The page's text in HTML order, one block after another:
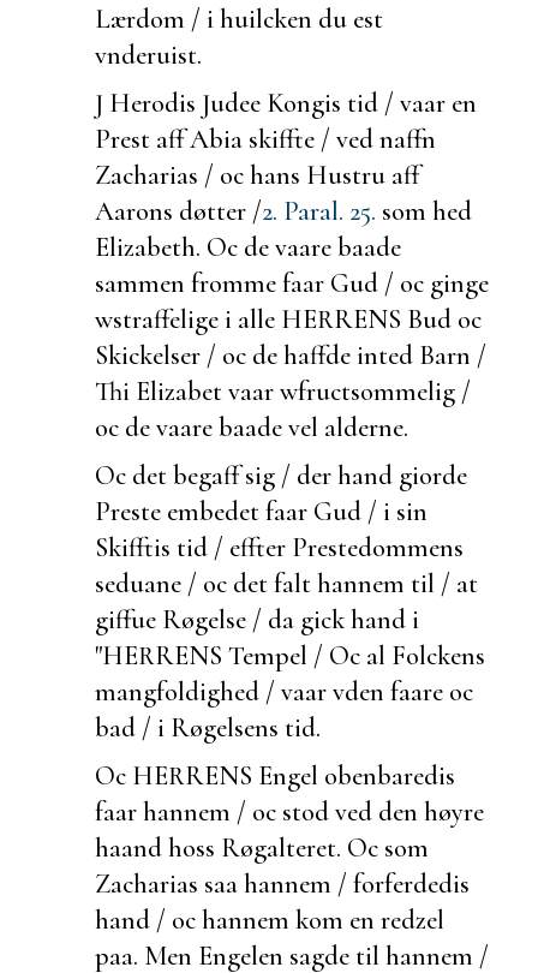
Lærdom / i huilcken du est
vnderuist.
J Herodis Judee Kongis tid / vaar en
Prest aff Abia skiffte / ved naffn
Zacharias / oc hans Hustru aff
Aarons døtter /2. Paral. 25. som hed
Elizabeth. Oc de vaarebaade
sammen fromme faar Gud / oc ginge
wstraffelige i alle HERRENS Bud oc
Skickelser / oc de haffde inted Barn /
Thi Elizabet vaar wfructsommelig /
oc de vaarebaade vel alderne.
Oc detbegaff sig / der hand giorde
Preste embedet faar Gud / i sin
Skifftis tid / effter Prestedommens
seduane / oc det falt hannem til / at
giffue Røgelse / da gick hand i
"HERRENS Tempel / Oc al Folckens
mangfoldighed / vaar vden faare oc
bad / i Røgelsens tid.
Oc HERRENS Engel obenbaredis
faar hannem / oc stod ved den høyre
haand hoss Røgalteret. Oc som
Zacharias saa hannem / forferdedis
hand / oc hannem kom en redzel
paa. Men Engelen sagde til hannem /